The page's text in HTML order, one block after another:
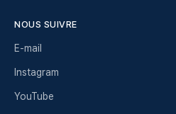
NOUS SUIVRE
E-mail
Instagram
YouTube